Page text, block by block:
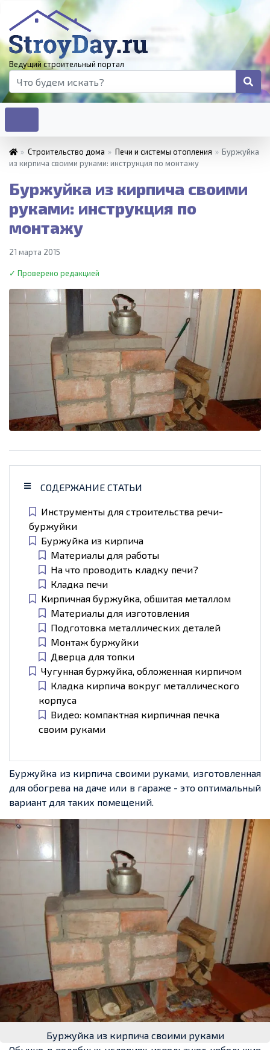
Ведущий строительный портал
» Строительство дома » Печи и системы отопления » Буржуйка
из кирпича своими руками: инструкция по монтажу
Буржуйка из кирпича своими
руками: инструкция по
монтажу
21 марта 2015
✓ Проверено редакцией
СОДЕРЖАНИЕ СТАТЬИ
Инструменты для строительства речи-
буржуйки
Буржуйка из кирпича
Материалы для работы
На что проводить кладку печи?
Кладка печи
Кирпичная буржуйка, обшитая металлом
Материалы для изготовления
Подготовка металлических деталей
Монтаж буржуйки
Дверца для топки
Чугунная буржуйка, обложенная кирпичом
Кладка кирпича вокруг металлического
корпуса
Видео: компактная кирпичная печка
своим руками
Буржуйка из кирпича своими руками, изготовленная
для обогрева на даче или в гараже - это оптимальный
вариант для таких помещений.
Буржуйка из кирпича своими руками